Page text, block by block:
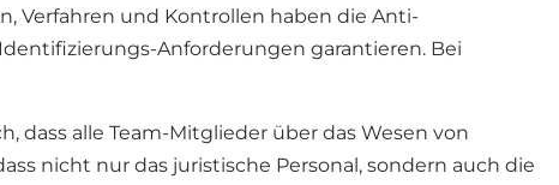
Verfahren und Kontrollen haben die Anti-
Anforderungen garantieren. Bei
dass alle Team-Mitglieder über das Wesen von
nicht nur das juristische Personal, sondern auch die